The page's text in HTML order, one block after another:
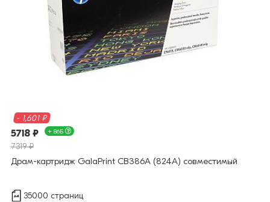
- 1,601 ₽
5718 ₽ + 86Б
7319 ₽
Драм-картридж GalaPrint CB386A (824A) совместимый
35000 страниц